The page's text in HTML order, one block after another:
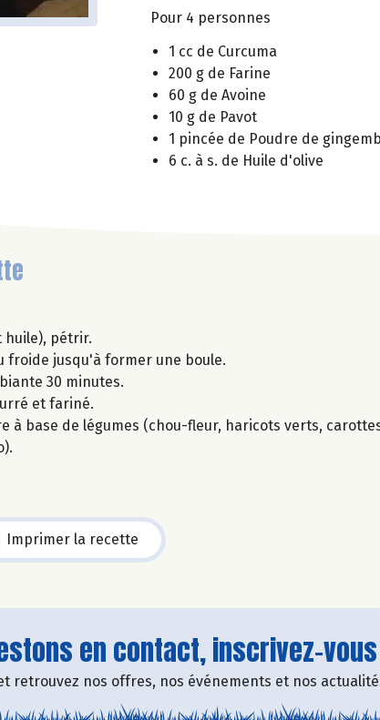
Pour 4 personnes
1 cc de Curcuma
200 g de Farine
60 g de Avoine
10 g de Pavot
1 pincée de Poudre de
6 c. à s. de Huile d'olive
huile), pétrir.
froide jusqu'à former une boule.
30 minutes.
et fariné.
à base de légumes (chou-fleur, haricots verts,
Imprimer la recette
en contact, inscrivez-
retrouvez nos offres, nos événements et nos